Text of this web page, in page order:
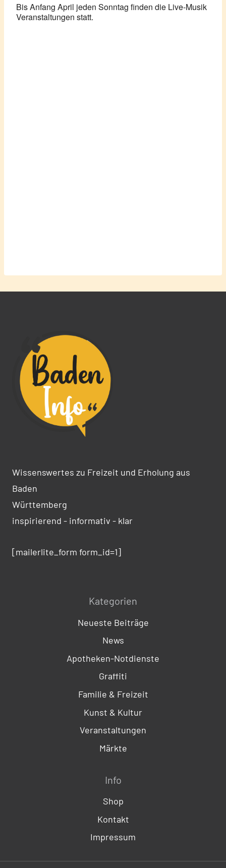
Bis Anfang April jeden Sonntag finden die Live-Musik
Veranstaltungen statt.
Wissenswertes zu Freizeit und Erholung aus
Baden
Württemberg
inspirierend - informativ - klar
[mailerlite_form form_id=1]
Kategorien
Neueste Beiträge
News
Apotheken-Notdienste
Graffiti
Familie & Freizeit
Kunst & Kultur
Veranstaltungen
Märkte
Info
Shop
Kontakt
Impressum